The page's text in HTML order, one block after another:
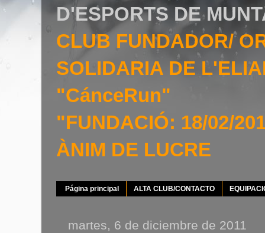
D'ESPORTS DE
CLUB FUNDADOR/
SOLIDARIA DE
"CánceRun"
"FUNDACIÓ: 18/02/
ÀNIM DE LUCRE
Página principal ALTA CLUB/CONTACTO
martes, 6 de diciembre de 2011